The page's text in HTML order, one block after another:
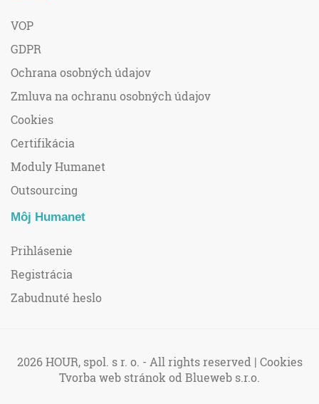
VOP
GDPR
Ochrana osobných údajov
Zmluva na ochranu osobných údajov
Cookies
Certifikácia
Moduly Humanet
Outsourcing
Môj Humanet
Prihlásenie
Registrácia
Zabudnuté heslo
2026 HOUR, spol. s r. o. - All rights reserved | Cookies
Tvorba web stránokod Blueweb s.r.o.